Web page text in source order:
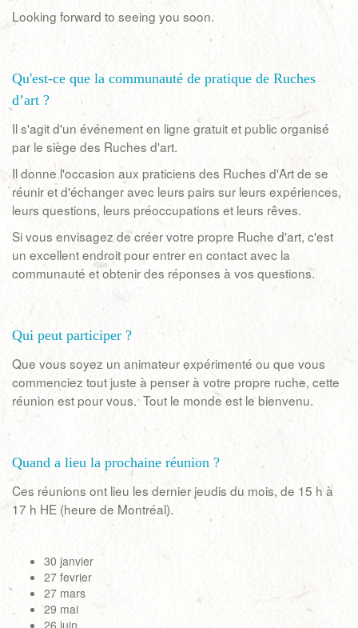
Looking forward to seeing you soon.
Qu'est-ce que la communauté de pratique de Ruches
d’art ?
Il s'agit d'un événement en ligne gratuit et public organisé
par le siège des Ruches d'art.
Il donne l'occasion aux praticiens des Ruches d'Art de se
réunir et d'échanger avec leurs pairs sur leurs expériences,
leurs questions, leurs préoccupations et leurs rêves.
Si vous envisagez de créer votre propre Ruche d'art, c'est
un excellent endroit pour entrer en contact avec la
communauté et obtenir des réponses à vos questions.
Qui peut participer ?
Que vous soyez un animateur expérimenté ou que vous
commenciez tout juste à penser à votre propre ruche, cette
réunion est pour vous. Tout le monde est le bienvenu.
Quand a lieu la prochaine réunion ?
Ces réunions ont lieu les dernier jeudis du mois, de 15 h à
17 h HE (heure de Montréal).
30 janvier
27 fevrier
27 mars
29 mai